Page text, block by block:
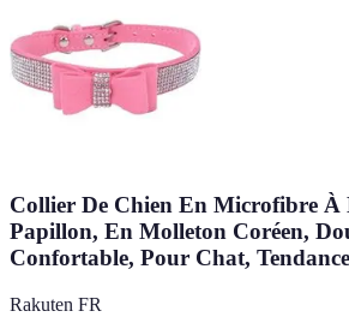
Collier De Chien En Microfibre À
Papillon, En Molleton Coréen,
Confortable, Pour Chat,
Rakuten FR